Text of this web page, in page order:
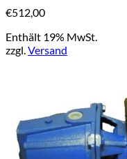
€512,00
Enthält 19% MwSt.
zzgl.Versand